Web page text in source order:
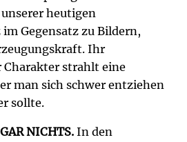
heutigen
Gegensatz zu Bildern,
Ihr
strahlt eine
man sich schwer entziehen
sollte.
NICHTS.In den